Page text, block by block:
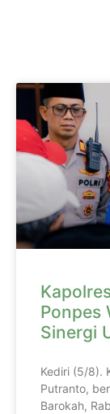
Ponpes
Sinergi
Kediri (5/8).
Putranto,
Barokah,